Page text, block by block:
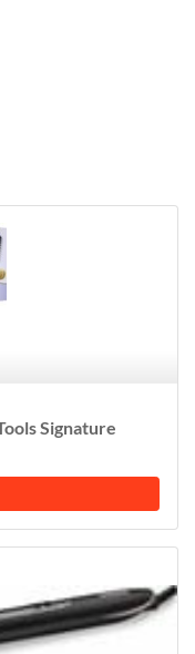
Signature